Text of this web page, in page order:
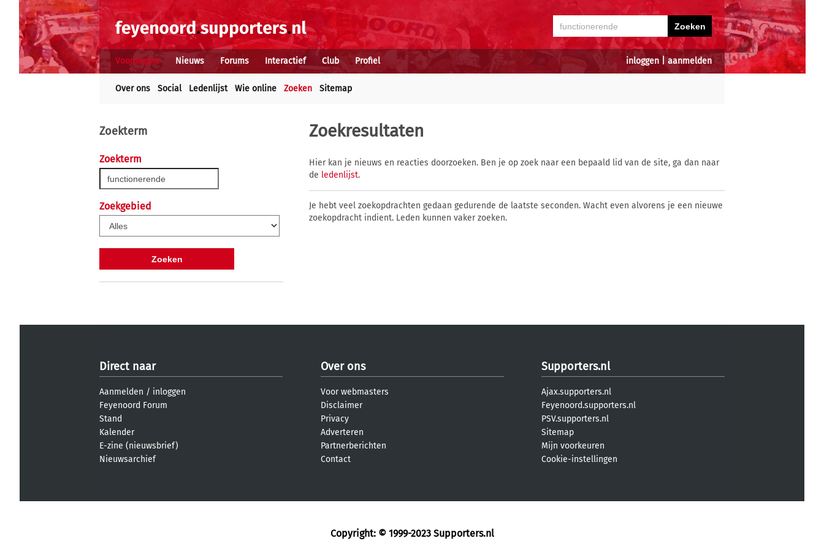
inloggen aanmelden
Voorpagina Nieuws Forums Interactief Club Profiel
Over ons Social Ledenlijst Wie online Zoeken Sitemap
Zoekterm
Zoekterm
Zoekgebied
Zoekresultaten
Hier kan je nieuws en reacties doorzoeken. Ben je op zoek naar een bepaald lid van de site, ga dan naar
de ledenlijst.
Je hebt veel zoekopdrachten gedaan gedurende de laatste seconden. Wacht even alvorens je een nieuwe
zoekopdracht indient. Leden kunnen vaker zoeken.
Direct naar
Aanmelden / inloggen
Feyenoord Forum
Stand
Kalender
E-zine (nieuwsbrief)
Nieuwsarchief
Over ons
Voor webmasters
Disclaimer
Privacy
Adverteren
Partnerberichten
Contact
Supporters.nl
Ajax.supporters.nl
Feyenoord.supporters.nl
PSV.supporters.nl
Sitemap
Mijn voorkeuren
Cookie-instellingen
Copyright: © 1999-2023 Supporters.nl